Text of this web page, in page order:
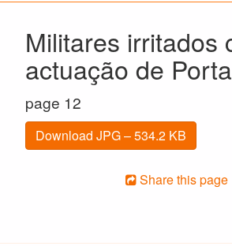
Militares irritados
actuação de
page 12
Download JPG – 534.2 KB
Share this page